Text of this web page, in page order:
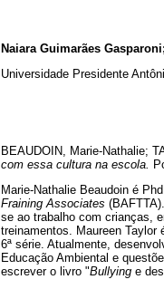
Naiara Guimarães
Universidade Presidente
BEAUDOIN, Marie-Nathalie;
com essa cultura na escola.
Marie-Nathalie Beaudoin é
Fraining Associates
se ao trabalho com crianças,
treinamentos. Maureen Taylor
6ª série. Atualmente,
Educação Ambiental e
escrever o livro "Bullying e